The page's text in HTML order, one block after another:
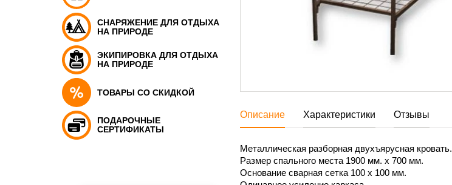
СНАРЯЖЕНИЕ ДЛЯ ОТДЫХА
НА ПРИРОДЕ
ЭКИПИРОВКА ДЛЯ ОТДЫХА
НА ПРИРОДЕ
ТОВАРЫ СО СКИДКОЙ
ПОДАРОЧНЫЕ
СЕРТИФИКАТЫ
Описание Характеристики Отзывы
Металлическая разборная двухъярусная кровать.
Размер спального места 1900 мм. x 700 мм.
Основание сварная сетка 100 х 100 мм.